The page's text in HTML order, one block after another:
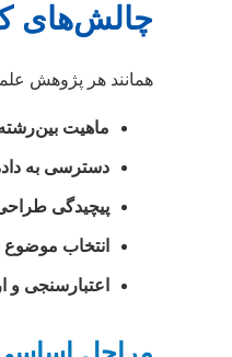
چالش‌های
همانند هر پژوهش
ماهیت
دسترسی به
پیچیدگی
انتخاب موضوع
اعتبارسنجی و